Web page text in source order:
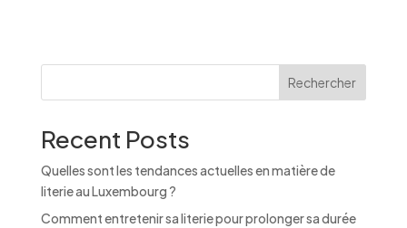
i
e
:
Rechercher
Recent Posts
Quelles sont les tendances actuelles en matière de
literie au Luxembourg ?
Comment entretenir sa literie pour prolonger sa durée